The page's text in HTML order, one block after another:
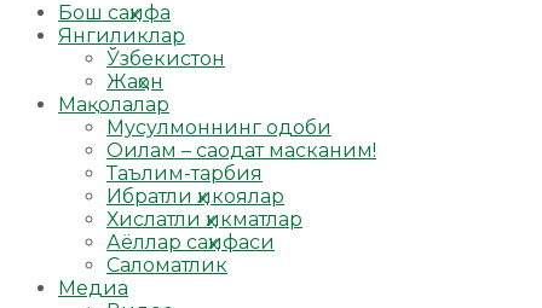
Бош саҳифа
Янгиликлар
Ўзбекистон
Жаҳон
Мақолалар
Мусулмоннинг одоби
Оилам – саодат масканим!
Таълим-тарбия
Ибратли ҳикоялар
Хислатли ҳикматлар
Аёллар саҳифаси
Саломатлик
Медиа